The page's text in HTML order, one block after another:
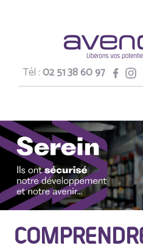
Tél :02 51 38 60 97